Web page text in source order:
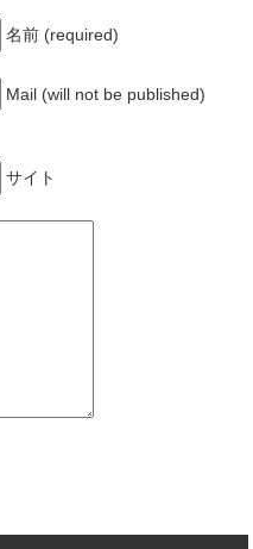
名前 (required)
Mail (will not be published)
サイト